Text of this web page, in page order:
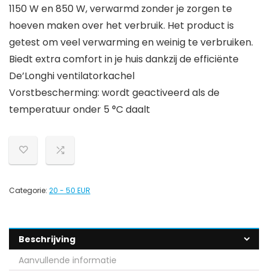
1150 W en 850 W, verwarmd zonder je zorgen te
hoeven maken over het verbruik. Het product is
getest om veel verwarming en weinig te verbruiken.
Biedt extra comfort in je huis dankzij de efficiënte
De’Longhi ventilatorkachel
Vorstbescherming: wordt geactiveerd als de
temperatuur onder 5 °C daalt
Categorie: 20 - 50 EUR
Beschrijving
Aanvullende informatie